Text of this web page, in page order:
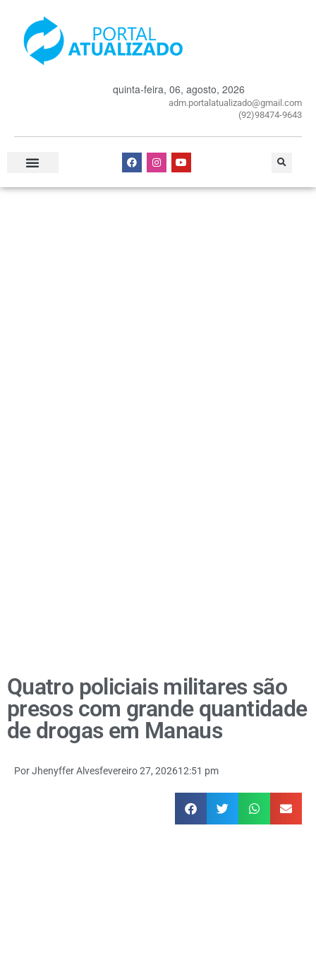
quinta-feira, 06, agosto, 2026
adm.portalatualizado@gmail.com
(92)98474-9643
Quatro policiais militares são
presos com grande quantidade
de drogas em Manaus
PorJhenyffer Alvesfevereiro 27, 202612:51 pm